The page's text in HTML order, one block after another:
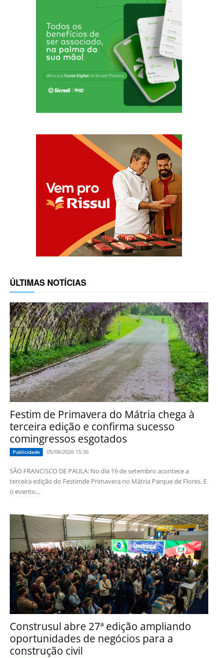
ÚLTIMAS NOTÍCIAS
Festim de Primavera do Mátria chega à
terceira edição e confirma sucesso
comingressos esgotados
Publicidade 05/08/2026 15:36
SÃO FRANCISCO DE PAULA: No dia 19 de setembro acontece a
terceira edição do Festimde Primavera no Mátria Parque de Flores. E
o evento...
Construsul abre 27ª edição ampliando
oportunidades de negócios para a
construção civil